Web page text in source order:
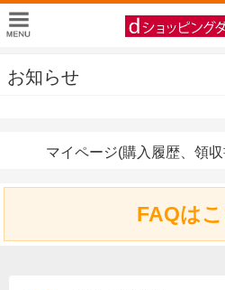
お知らせ
マイページ(購入履歴、領
FAQは